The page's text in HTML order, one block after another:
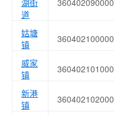
湖街
道
360402090000
姑塘
镇
360402100000
威家
镇
360402101000
新港
镇
360402102000